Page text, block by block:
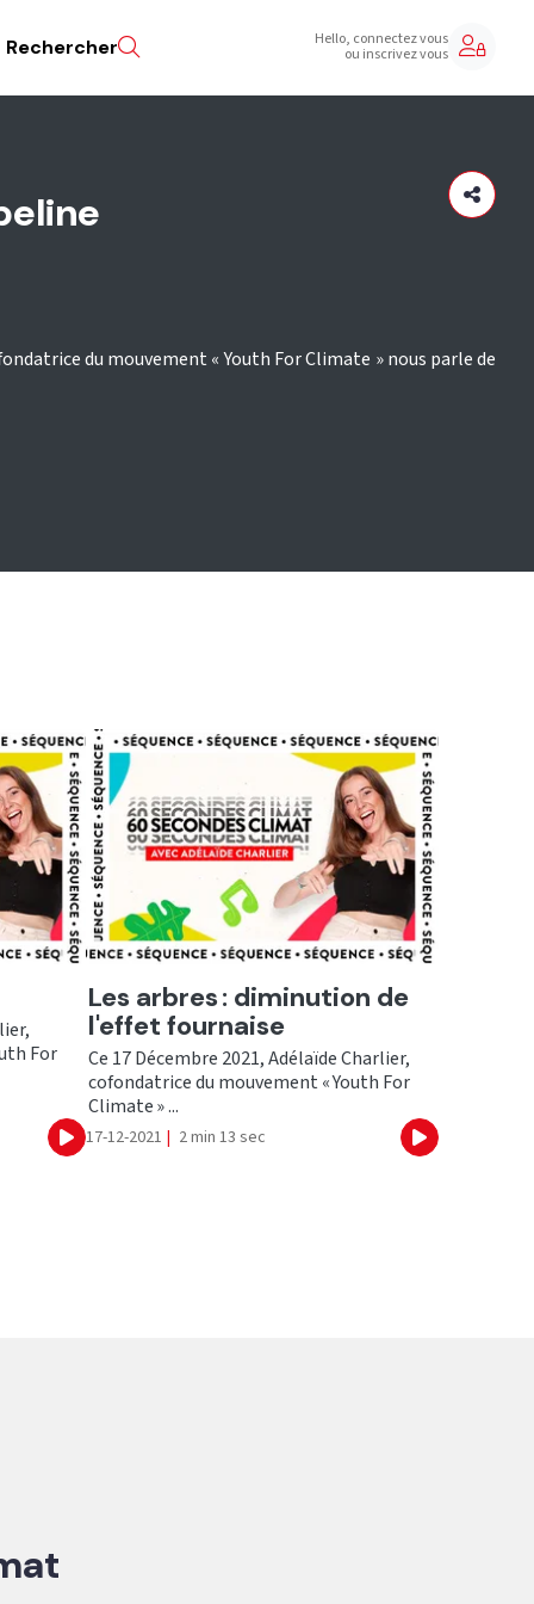
Rechercher Hello, connectez vous
ou inscrivez vous
du mouvement « Youth For Climate » nous parle de
For
Ecouter
Ecouter
Les arbres : diminution de
l'effet fournaise
Ce 17 Décembre 2021, Adélaïde Charlier,
cofondatrice du mouvement « Youth For
Climate » ...
17-12-2021 | 2 min 13 sec Ecouter